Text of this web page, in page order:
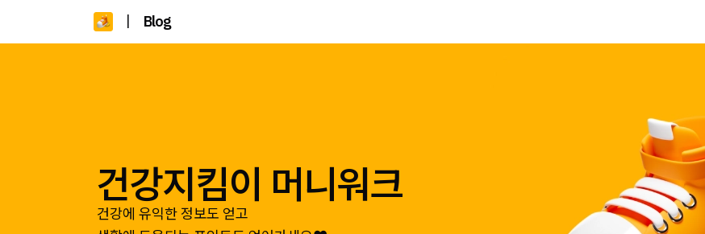
| Blog
건강지킴이 머니워크
건강에 유익한 정보도 얻고